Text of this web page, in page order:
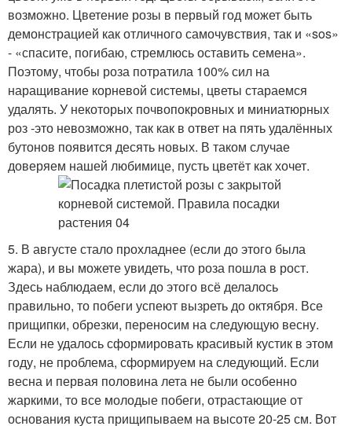
возможно. Цветение розы в первый год может быть
демонстрацией как отличного самочувствия, так и «sos»
- «спасите, погибаю, стремлюсь оставить семена».
Поэтому, чтобы роза потратила 100% сил на
наращивание корневой системы, цветы стараемся
удалять. У некоторых почвопокровных и миниатюрных
роз -это невозможно, так как в ответ на пять удалённых
бутонов появится десять новых. В таком случае
доверяем нашей любимице, пусть цветёт как хочет.
5. В августе стало прохладнее (если до этого была
жара), и вы можете увидеть, что роза пошла в рост.
Здесь наблюдаем, если до этого всё делалось
правильно, то побеги успеют вызреть до октября. Все
прищипки, обрезки, переносим на следующую весну.
Если не удалось сформировать красивый кустик в этом
году, не проблема, сформируем на следующий. Если
весна и первая половина лета не были особенно
жаркими, то все молодые побеги, отрастающие от
основания куста прищипываем на высоте 20-25 см. Вот